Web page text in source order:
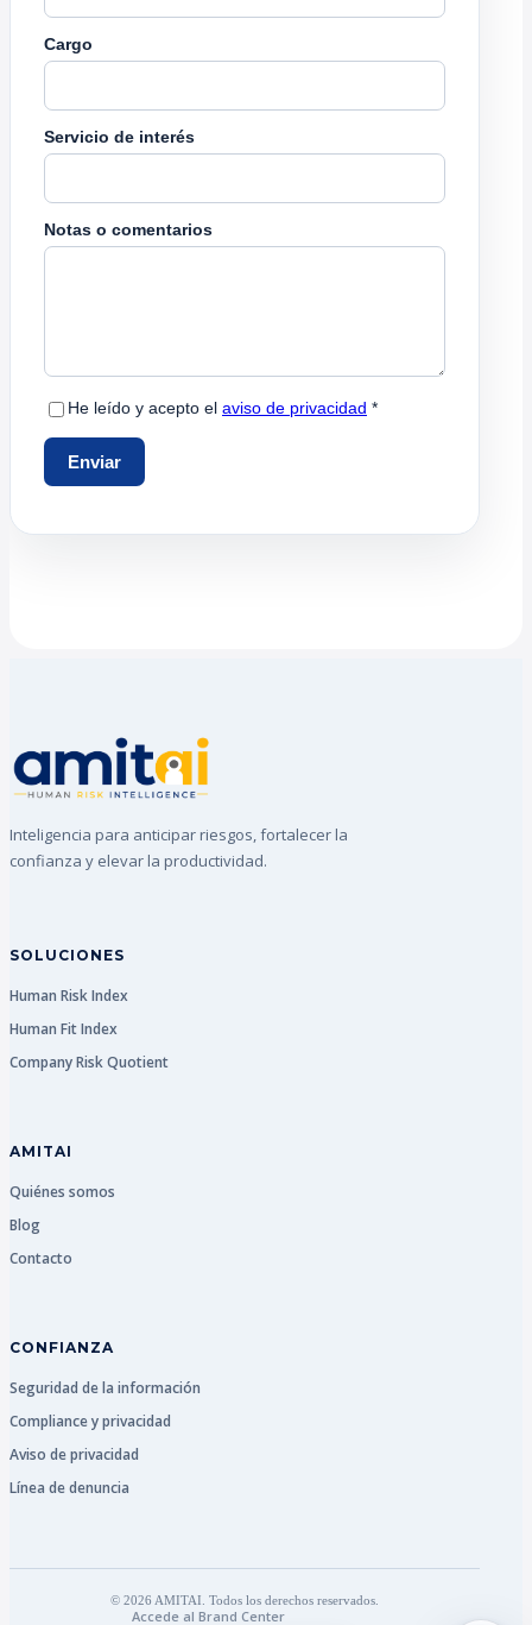
Inteligencia para anticipar riesgos, fortalecer la
confianza y elevar la productividad.
SOLUCIONES
Human Risk Index
Human Fit Index
Company Risk Quotient
AMITAI
Quiénes somos
Blog
Contacto
CONFIANZA
Seguridad de la información
Compliance y privacidad
Aviso de privacidad
Línea de denuncia
© 2026 AMITAI. Todos los derechos reservados.
Accede al Brand Center